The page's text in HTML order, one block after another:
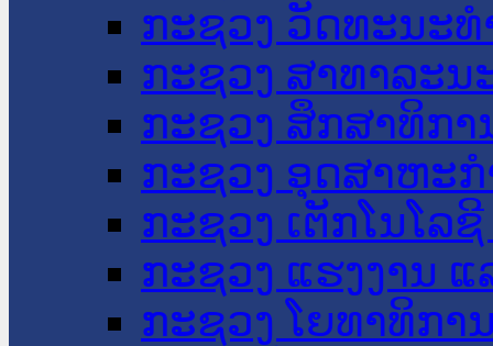
ກະຊວງ ວັດທະນະ
ກະຊວງ ສາທາລະນ
ກະຊວງ ສຶກສາທິກາ
ກະຊວງ ອຸດສາຫະ
ກະຊວງ ເຕັກໂນໂລ
ກະຊວງ ແຮງງານ
ກະຊວງ ໂຍທາທິກາ